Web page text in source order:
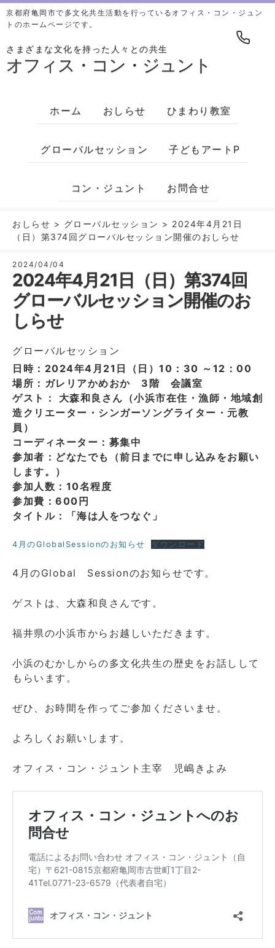
京都府亀岡市で多文化共生活動を行っているオフィス・コン・ジュン
トのホームページです。
さまざまな文化を持った人々との共生
オフィス・コン・ジュント
ホーム おしらせ ひまわり教室
グローバルセッション 子どもアートP
コン・ジュント お問合せ
おしらせ > グローバルセッション > 2024年4月21日
（日）第374回グローバルセッション開催のおしらせ
2024/04/04
2024年4月21日（日）第374回
グローバルセッション開催のお
しらせ
グローバルセッション
日時：2024年4月21日（日）10：30 ～12：00
場所：ガレリアかめおか 3階 会議室
ゲスト： 大森和良さん（小浜市在住・漁師・地域創
造クリエーター・シンガーソングライター・元教
員）
コーディネーター：募集中
参加者：どなたでも（前日までに申し込みをお願い
します。）
参加人数：10名程度
参加費：600円
タイトル：「海は人をつなぐ」
4月のGlobalSessionのお知らせ ダウンロード
4月のGlobal Sessionのお知らせです。
ゲストは、大森和良さんです。
福井県の小浜市からお越しいただきます。
小浜のむかしからの多文化共生の歴史をお話しして
もらいます。
ぜひ、お時間を作ってご参加くださいませ。
よろしくお願いします。
オフィス・コン・ジュント主宰 児嶋きよみ